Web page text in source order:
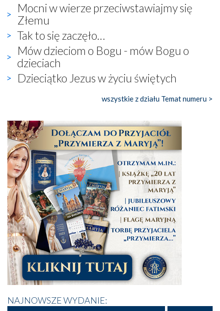
Mocni w wierze przeciwstawiajmy się
Złemu
Tak to się zaczęło…
Mów dzieciom o Bogu - mów Bogu o
dzieciach
Dzieciątko Jezus w życiu świętych
wszystkie z działu Temat numeru >
NAJNOWSZE WYDANIE: